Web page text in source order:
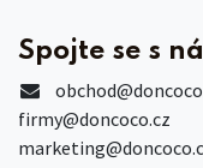
Spojte se s
obchod
firmy@doncoco.cz